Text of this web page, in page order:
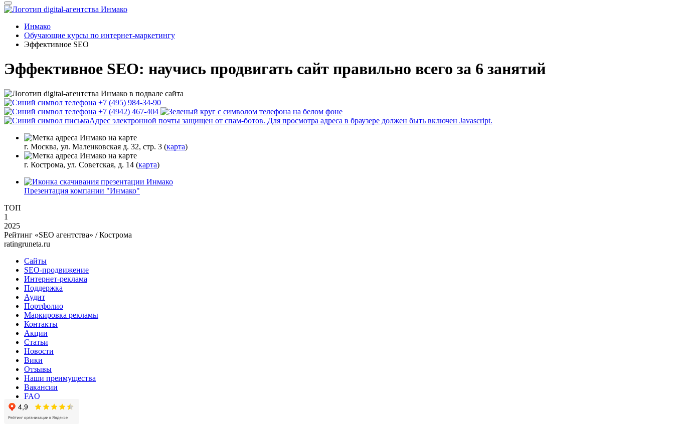
Инмако
Обучающие курсы по интернет-маркетингу
Эффективное SEO
Эффективное SEO: научись продвигать сайт правильно всего за 6 занятий
+7 (495) 984-34-90
+7 (4942) 467-404
Адрес электронной почты защищен от спам-ботов. Для просмотра адреса в браузере должен быть включен Javascript.
г. Москва, ул. Маленковская д. 32, стр. 3 (карта)
г. Кострома, ул. Советская, д. 14 (карта)
Презентация компании "Инмако"
ТОП
1
2025
Рейтинг «SEO агентства» / Кострома
ratingruneta.ru
Сайты
SEO-продвижение
Интернет-реклама
Поддержка
Аудит
Портфолио
Маркировка рекламы
Контакты
Акции
Статьи
Новости
Вики
Отзывы
Наши преимущества
Вакансии
FAQ